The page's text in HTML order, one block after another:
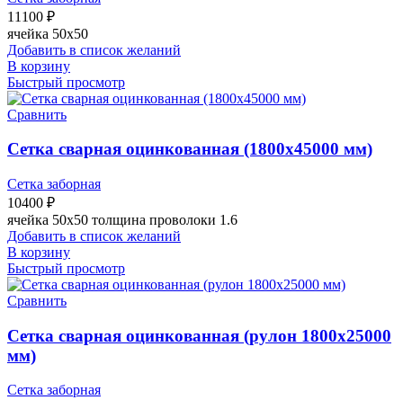
11100 ₽
ячейка 50х50
Добавить в список желаний
В корзину
Быстрый просмотр
Сравнить
Сетка сварная оцинкованная (1800х45000 мм)
Сетка заборная
10400 ₽
ячейка 50х50 толщина проволоки 1.6
Добавить в список желаний
В корзину
Быстрый просмотр
Сравнить
Сетка сварная оцинкованная (рулон 1800х25000
мм)
Сетка заборная